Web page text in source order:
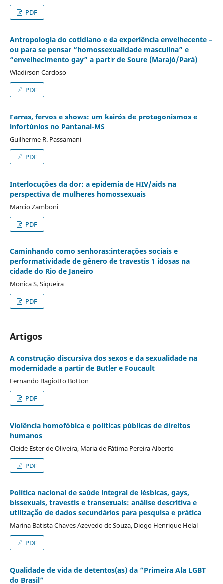
PDF
Antropologia do cotidiano e da experiência envelhecente –
ou para se pensar “homossexualidade masculina” e
“envelhecimento gay” a partir de Soure (Marajó/Pará)
Wladirson Cardoso
PDF
Farras, fervos e shows: um kairós de protagonismos e
infortúnios no Pantanal-MS
Guilherme R. Passamani
PDF
Interlocuções da dor: a epidemia de HIV/aids na
perspectiva de mulheres homossexuais
Marcio Zamboni
PDF
Caminhando como senhoras:interações sociais e
performatividade de gênero de travestis 1 idosas na
cidade do Rio de Janeiro
Monica S. Siqueira
PDF
Artigos
A construção discursiva dos sexos e da sexualidade na
modernidade a partir de Butler e Foucault
Fernando Bagiotto Botton
PDF
Violência homofóbica e políticas públicas de direitos
humanos
Cleide Ester de Oliveira, Maria de Fátima Pereira Alberto
PDF
Política nacional de saúde integral de lésbicas, gays,
bissexuais, travestis e transexuais: análise descritiva e
utilização de dados secundários para pesquisa e prática
Marina Batista Chaves Azevedo de Souza, Diogo Henrique Helal
PDF
Qualidade de vida de detentos(as) da “Primeira Ala LGBT
do Brasil”